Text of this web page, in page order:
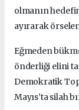
olmanın
ayırarak
Eğmeden
önderliği elini
Demokratik
Mayıs’ta silah